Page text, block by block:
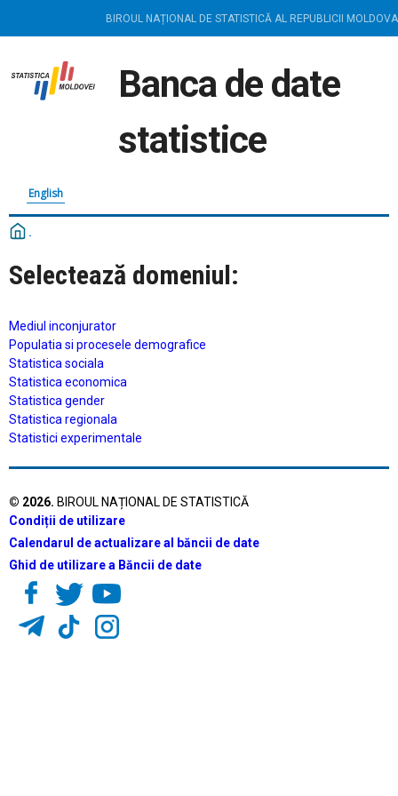
BIROUL NAȚIONAL DE STATISTICĂ AL REPUBLICII MOLDOVA
Banca de date
statistice
English
Selectează domeniul:
Mediul inconjurator
Populatia si procesele demografice
Statistica sociala
Statistica economica
Statistica gender
Statistica regionala
Statistici experimentale
© 2026. BIROUL NAȚIONAL DE STATISTICĂ
Condiții de utilizare
Calendarul de actualizare al băncii de date
Ghid de utilizare a Băncii de date